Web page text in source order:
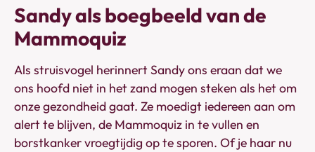
Sandy als boegbeeld van de
Mammoquiz
Als struisvogel herinnert Sandy ons eraan dat we
ons hoofd niet in het zand mogen steken als het om
onze gezondheid gaat. Ze moedigt iedereen aan om
alert te blijven, de Mammoquiz in te vullen en
borstkanker vroegtijdig op te sporen. Of je haar nu